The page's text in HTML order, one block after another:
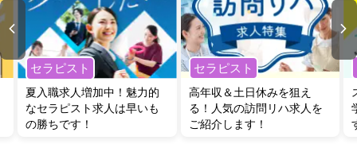
セラピスト
夏入職求人増加中！魅力的
なセラピスト求人は早いも
の勝ちです！
セラピスト
高年収＆土日休みを狙え
る！人気の訪問リハ求人を
ご紹介します！